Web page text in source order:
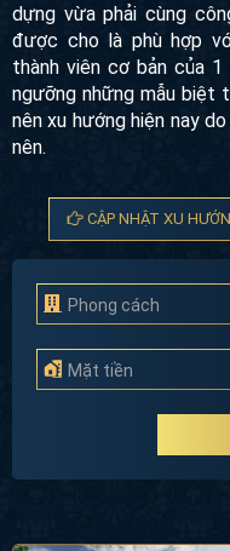
dựng vừa phải cùng
được cho là phù hợp
thành viên cơ bản của 1
ngưỡng những mẫu biệt
nên xu hướng hiện nay do
nên.
CẬP NHẬT XU
Phong cách
Mặt tiền